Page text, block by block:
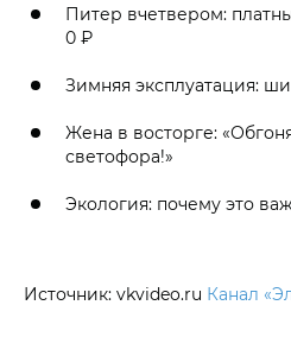
Питер вчетвером:
0 ₽
Зимняя эксплуатация:
Жена в восторге:
светофора!»
Экология: почему это
Источник: vkvideo.ru Канал